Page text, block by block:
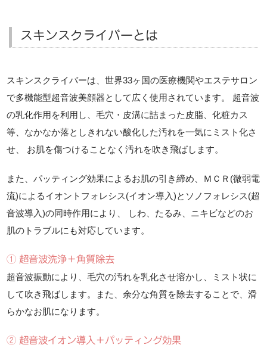
スキンスクライバーとは
スキンスクライバーは、世界33ヶ国の医療機関やエステサロン
で多機能型超音波美顔器として広く使用されています。 超音波
の乳化作用を利用し、毛穴・皮溝に詰まった皮脂、化粧カス
等、なかなか落としきれない酸化した汚れを一気にミスト化さ
せ、 お肌を傷つけることなく汚れを吹き飛ばします。
また、パッティング効果によるお肌の引き締め、ＭＣＲ(微弱電
流)によるイオントフォレシス(イオン導入)とソノフォレシス(超
音波導入)の同時作用により、 しわ、たるみ、ニキビなどのお
肌のトラブルにも対応しています。
① 超音波洗浄＋角質除去
超音波振動により、毛穴の汚れを乳化させ溶かし、ミスト状に
して吹き飛ばします。また、余分な角質を除去することで、滑
らかなお肌になります。
② 超音波イオン導入＋パッティング効果